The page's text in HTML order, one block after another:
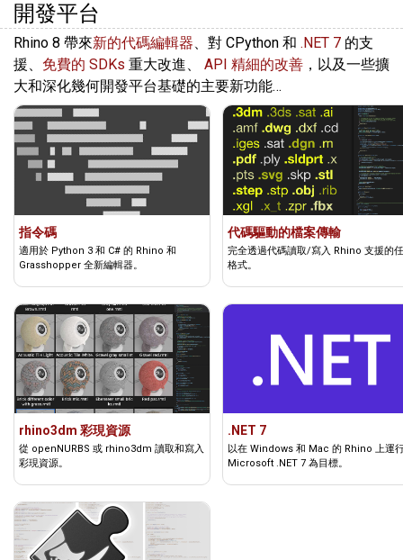
開發平台
Rhino 8 帶來新的代碼編輯器、對 CPython 和 .NET 7 的支
援、 免費的 SDKs 重大改進、 API 精細的改善 ，以及一些擴
大和深化幾何開發平台基礎的主要新功能…
指令碼
適用於 Python 3 和 C# 的 Rhino 和
Grasshopper 全新編輯器。
代碼驅動的檔案傳輸
完全透過代碼讀取/寫入 Rhino 支援的
格式。
rhino3dm 彩現資源
從 openNURBS 或 rhino3dm 讀取和寫入
彩現資源。
.NET 7
以在 Windows 和 Mac 的 Rhino 上運
Microsoft .NET 7 為目標。